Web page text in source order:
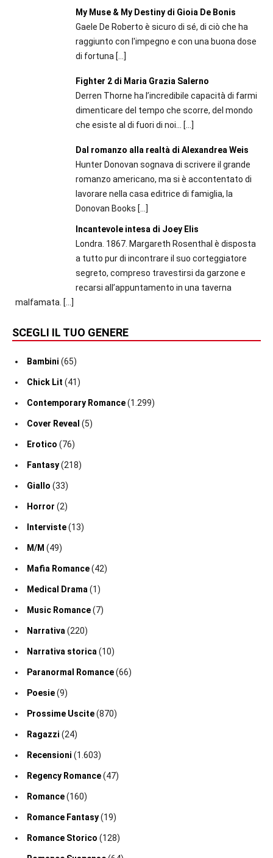
My Muse & My Destiny di Gioia De Bonis
Gaele De Roberto è sicuro di sé, di ciò che ha
raggiunto con l'impegno e con una buona dose
di fortuna[…]
Fighter 2 di Maria Grazia Salerno
Derren Thorne ha l’incredibile capacità di farmi
dimenticare del tempo che scorre, del mondo
che esiste al di fuori di noi…
[…]
Dal romanzo alla realtà di Alexandrea Weis
Hunter Donovan sognava di scrivere il grande
romanzo americano, ma si è accontentato di
lavorare nella casa editrice di famiglia, la
Donovan Books […]
Incantevole intesa di Joey Elis
Londra. 1867. Margareth Rosenthal è disposta
a tutto pur di incontrare il suo corteggiatore
segreto, compreso travestirsi da garzone e
recarsi all’appuntamento in una taverna
malfamata. […]
SCEGLI IL TUO GENERE
Bambini (65)
Chick Lit (41)
Contemporary Romance(1.299)
Cover Reveal (5)
Erotico (76)
Fantasy(218)
Giallo (33)
Horror (2)
Interviste(13)
M/M (49)
Mafia Romance(42)
Medical Drama (1)
Music Romance(7)
Narrativa (220)
Narrativa storica (10)
Paranormal Romance(66)
Poesie(9)
Prossime Uscite(870)
Ragazzi (24)
Recensioni (1.603)
Regency Romance(47)
Romance(160)
Romance Fantasy(19)
Romance Storico (128)